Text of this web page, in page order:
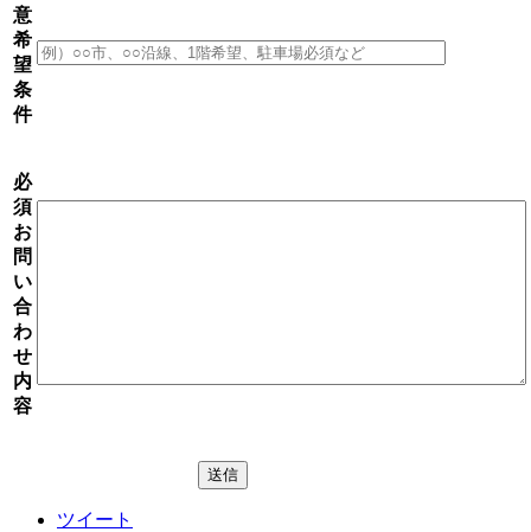
意
希
望
条
件
必
須
お
問
い
合
わ
せ
内
容
ツイート